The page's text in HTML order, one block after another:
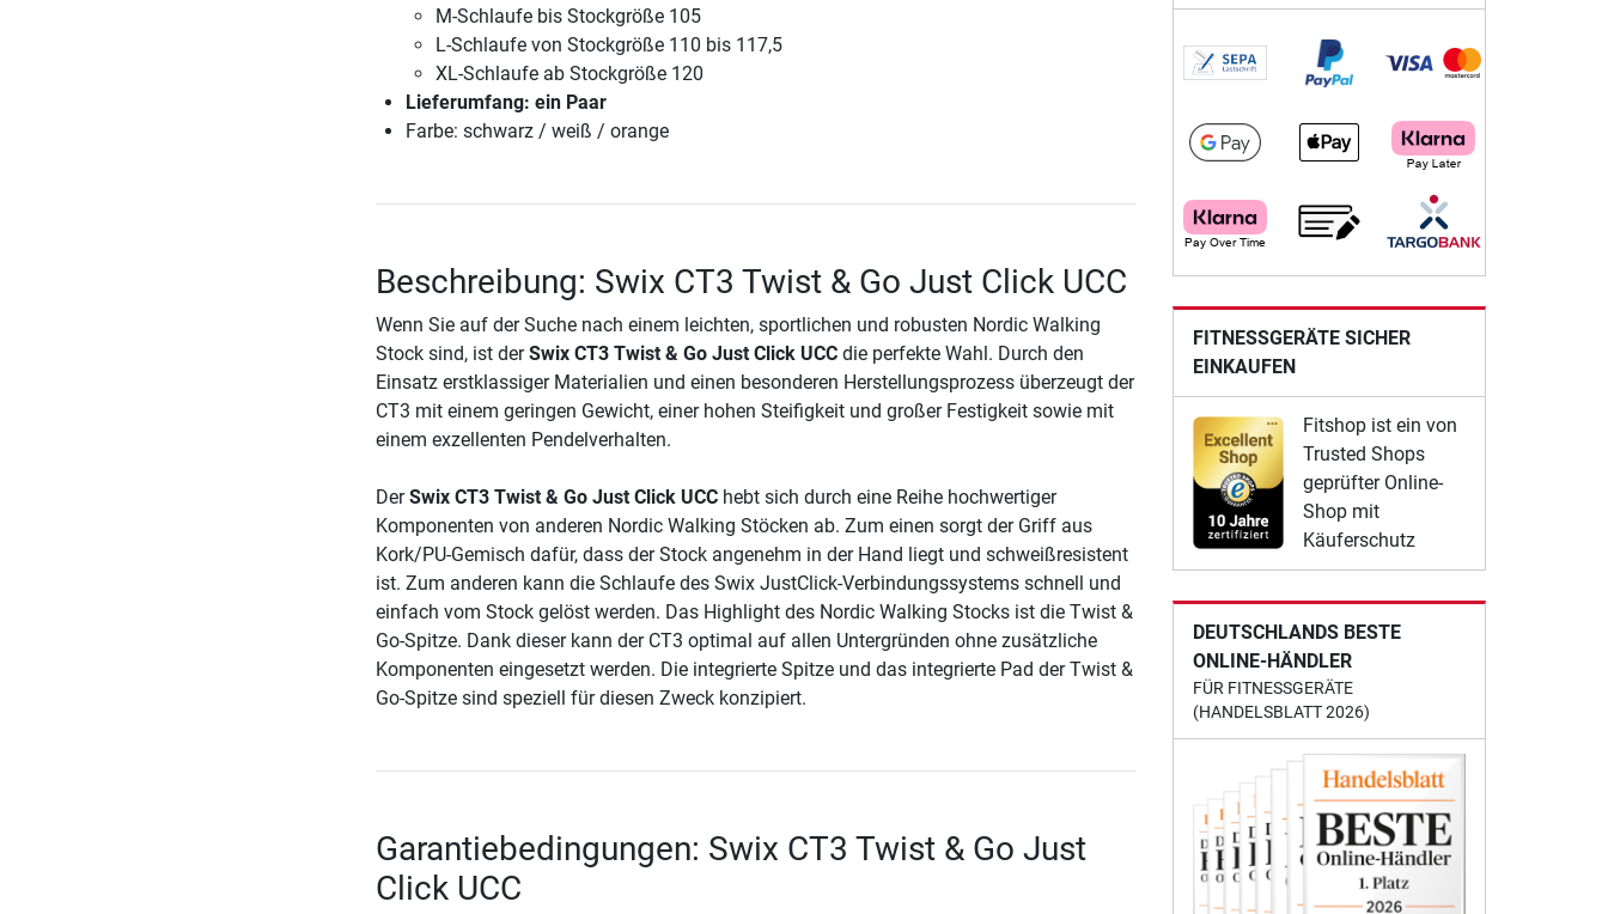
M-Schlaufe bis Stockgröße 105
L-Schlaufe von Stockgröße 110 bis 117,5
XL-Schlaufe ab Stockgröße 120
Lieferumfang: ein Paar
Farbe: schwarz / weiß / orange
Beschreibung: Swix CT3 Twist & Go Just Click UCC
Wenn Sie auf der Suche nach einem leichten, sportlichen und robusten Nordic Walking
Stock sind, ist derSwix CT3 Twist & Go Just Click UCCdie perfekte Wahl. Durch den
Einsatz erstklassiger Materialien und einen besonderen Herstellungsprozess überzeugt der
CT3 mit einem geringen Gewicht, einer hohen Steifigkeit und großer Festigkeit sowie mit
einem exzellenten Pendelverhalten.
DerSwix CT3 Twist & Go Just Click UCChebt sich durch eine Reihe hochwertiger
Komponenten von anderen Nordic Walking Stöcken ab. Zum einen sorgt der Griff aus
Kork/PU-Gemisch dafür, dass der Stock angenehm in der Hand liegt und schweißresistent
ist. Zum anderen kann die Schlaufe des Swix JustClick-Verbindungssystems schnell und
einfach vom Stock gelöst werden. Das Highlight des Nordic Walking Stocks ist die Twist &
Go-Spitze. Dank dieser kann der CT3 optimal auf allen Untergründen ohne zusätzliche
Komponenten eingesetzt werden. Die integrierte Spitze und das integrierte Pad der Twist &
Go-Spitze sind speziell für diesen Zweck konzipiert.
Garantiebedingungen: Swix CT3 Twist & Go Just
Click UCC
FITNESSGERÄTE SICHER
EINKAUFEN
Fitshop ist ein von
Trusted Shops
geprüfter Online-
Shop mit
Käuferschutz
DEUTSCHLANDS BESTE
ONLINE-HÄNDLER
FÜR FITNESSGERÄTE
(HANDELSBLATT 2026)